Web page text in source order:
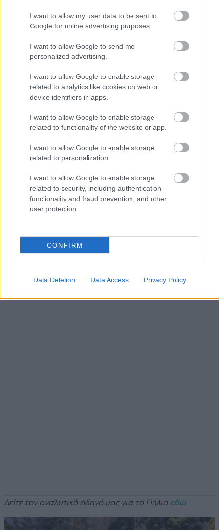
I want to allow my user data to be sent to
Google for online advertising purposes.
I want to allow Google to send me
personalized advertising.
I want to allow Google to enable storage
related to analytics like cookies on web or
device identifiers in apps.
I want to allow Google to enable storage
related to functionality of the website or app.
I want to allow Google to enable storage
related to personalization.
I want to allow Google to enable storage
related to security, including authentication
functionality and fraud prevention, and other
user protection.
CONFIRM
Data Deletion Data Access Privacy Policy
αρκετές ενδιαφέρουσες επιλογές για διαμονή και
δάσος για να ανακαλύψεις τη μαγεία της πηλιορείτικης
φύσης την ίδια στιγμή που μπορεί να σε στείλει σε
υπέροχες παραλίες για δροσιστικές βουτιές. Αν σου
αρέσει η πεζοπορία, μην παραλείψεις να ακολουθήσεις
μετά από πορεία μέσα στο δάσος, καταλήγει στο χωριό
της Νταμούχαρης με το όμορφο φυσικό λιμανάκι και
στη συνέχεια στον Αϊ-Γιάννη. Με ορμητήριο την
Τσαγκαράδα μπορείς επίσης να επισκεφθείς φημισμένες
, η
Φακίστρα, ηΠλάκακαι τοΠαπά Νερό.
Δείτε τον αναλυτικό οδηγό μας για το Πήλιο εδώ